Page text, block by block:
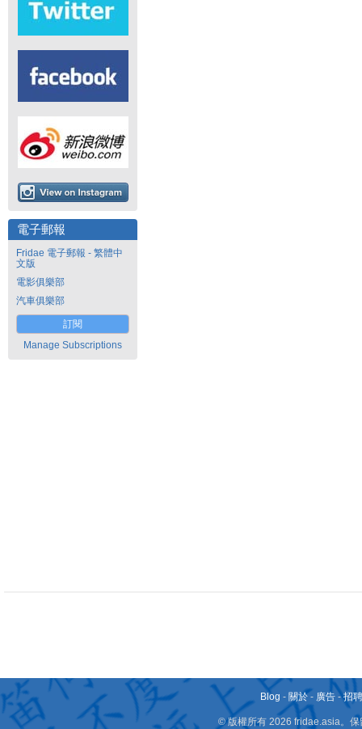
電子郵報
Fridae 電子郵報 - 繁體中
文版
電影俱樂部
汽車俱樂部
訂閱
Manage Subscriptions
Blog - 關於 - 廣告 -招
© 版權所有 2026 fridae.asia。